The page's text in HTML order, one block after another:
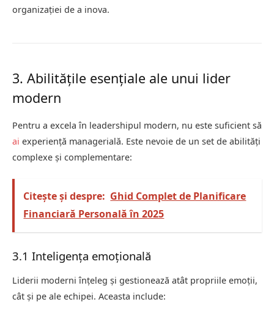
organizației de a inova.
3. Abilitățile esențiale ale unui lider
modern
Pentru a excela în leadershipul modern, nu este suficient să
ai experiență managerială. Este nevoie de un set de abilități
complexe și complementare:
Citește și despre: Ghid Complet de Planificare
Financiară Personală în 2025
3.1 Inteligența emoțională
Liderii moderni înțeleg și gestionează atât propriile emoții,
cât și pe ale echipei. Aceasta include: